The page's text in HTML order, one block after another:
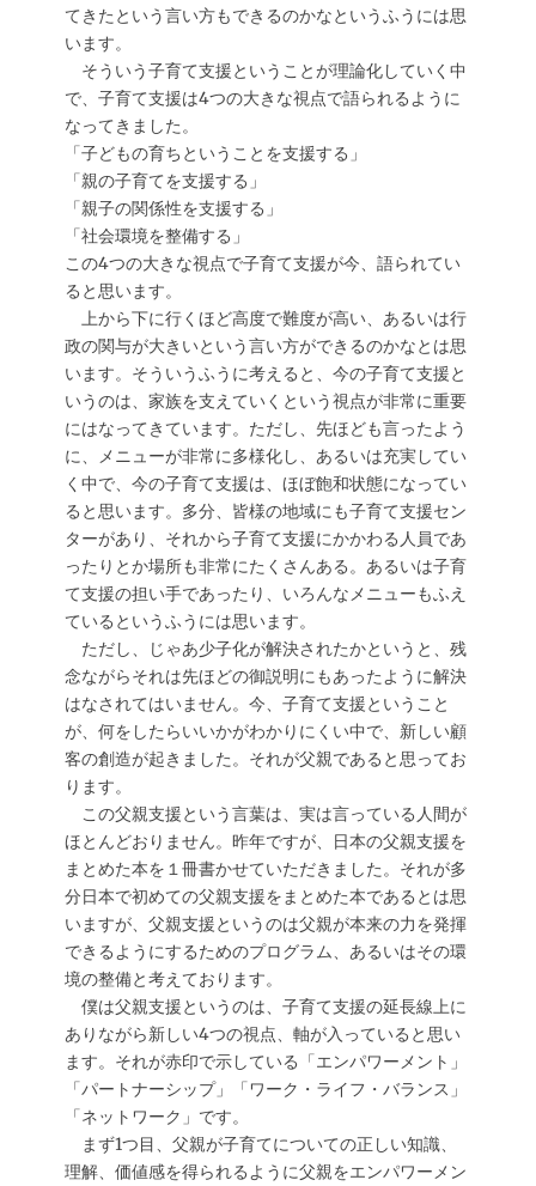
てきたという言い方もできるのかなというふうには思
います。
そういう子育て支援ということが理論化していく中
で、子育て支援は4つの大きな視点で語られるように
なってきました。
「子どもの育ちということを支援する」
「親の子育てを支援する」
「親子の関係性を支援する」
「社会環境を整備する」
この4つの大きな視点で子育て支援が今、語られてい
ると思います。
上から下に行くほど高度で難度が高い、あるいは行
政の関与が大きいという言い方ができるのかなとは思
います。そういうふうに考えると、今の子育て支援と
いうのは、家族を支えていくという視点が非常に重要
にはなってきています。ただし、先ほども言ったよう
に、メニューが非常に多様化し、あるいは充実してい
く中で、今の子育て支援は、ほぼ飽和状態になってい
ると思います。多分、皆様の地域にも子育て支援セン
ターがあり、それから子育て支援にかかわる人員であ
ったりとか場所も非常にたくさんある。あるいは子育
て支援の担い手であったり、いろんなメニューもふえ
ているというふうには思います。
ただし、じゃあ少子化が解決されたかというと、残
念ながらそれは先ほどの御説明にもあったように解決
はなされてはいません。今、子育て支援ということ
が、何をしたらいいかがわかりにくい中で、新しい顧
客の創造が起きました。それが父親であると思ってお
ります。
この父親支援という言葉は、実は言っている人間が
ほとんどおりません。昨年ですが、日本の父親支援を
まとめた本を１冊書かせていただきました。それが多
分日本で初めての父親支援をまとめた本であるとは思
いますが、父親支援というのは父親が本来の力を発揮
できるようにするためのプログラム、あるいはその環
境の整備と考えております。
僕は父親支援というのは、子育て支援の延長線上に
ありながら新しい4つの視点、軸が入っていると思い
ます。それが赤印で示している「エンパワーメント」
「パートナーシップ」「ワーク・ライフ・バランス」
「ネットワーク」です。
まず1つ目、父親が子育てについての正しい知識、
理解、価値感を得られるように父親をエンパワーメン